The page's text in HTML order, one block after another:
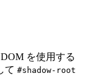
を使用する
て #shadow-root